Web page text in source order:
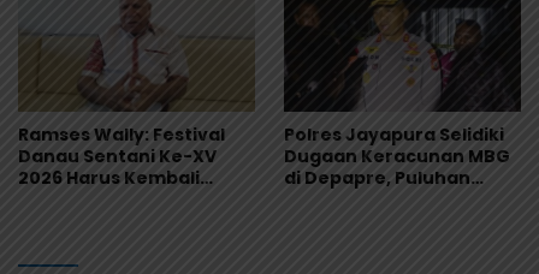
Ramses Wally: Festival
Danau Sentani Ke-XV
2026 Harus Kembali
Polres Jayapura Selidiki
Dugaan Keracunan MBG
di Depapre, Puluhan